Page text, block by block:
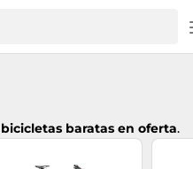
bicicletas baratas en oferta.